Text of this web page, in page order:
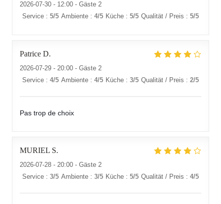
2026-07-30 - 12:00 - Gäste 2
Service : 5/5 Ambiente : 4/5 Küche : 5/5 Qualität / Preis : 5/5
Patrice D
2026-07-29 - 20:00 - Gäste 2
Service : 4/5 Ambiente : 4/5 Küche : 3/5 Qualität / Preis : 2/5
Pas trop de choix
MURIEL S
2026-07-28 - 20:00 - Gäste 2
Service : 3/5 Ambiente : 3/5 Küche : 5/5 Qualität / Preis : 4/5